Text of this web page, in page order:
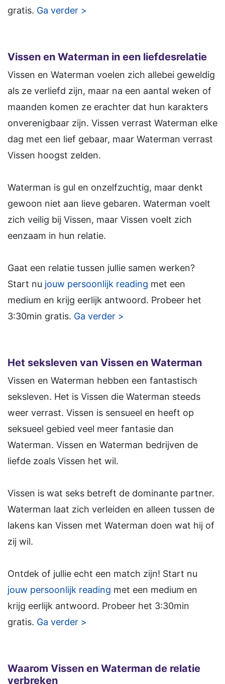
gratis. Ga verder >
Vissen en Waterman in een liefdesrelatie
Vissen en Waterman voelen zich allebei geweldig
als ze verliefd zijn, maar na een aantal weken of
maanden komen ze erachter dat hun karakters
onverenigbaar zijn. Vissen verrast Waterman elke
dag met een lief gebaar, maar Waterman verrast
Vissen hoogst zelden.
Waterman is gul en onzelfzuchtig, maar denkt
gewoon niet aan lieve gebaren. Waterman voelt
zich veilig bij Vissen, maar Vissen voelt zich
eenzaam in hun relatie.
Gaat een relatie tussen jullie samen werken?
Start nu jouw persoonlijk reading met een
medium en krijg eerlijk antwoord. Probeer het
3:30min gratis. Ga verder >
Het seksleven van Vissen en Waterman
Vissen en Waterman hebben een fantastisch
seksleven. Het is Vissen die Waterman steeds
weer verrast. Vissen is sensueel en heeft op
seksueel gebied veel meer fantasie dan
Waterman. Vissen en Waterman bedrijven de
liefde zoals Vissen het wil.
Vissen is wat seks betreft de dominante partner.
Waterman laat zich verleiden en alleen tussen de
lakens kan Vissen met Waterman doen wat hij of
zij wil.
Ontdek of jullie echt een match zijn! Start nu
jouw persoonlijk reading met een medium en
krijg eerlijk antwoord. Probeer het 3:30min
gratis. Ga verder >
Waarom Vissen en Waterman de relatie
verbreken